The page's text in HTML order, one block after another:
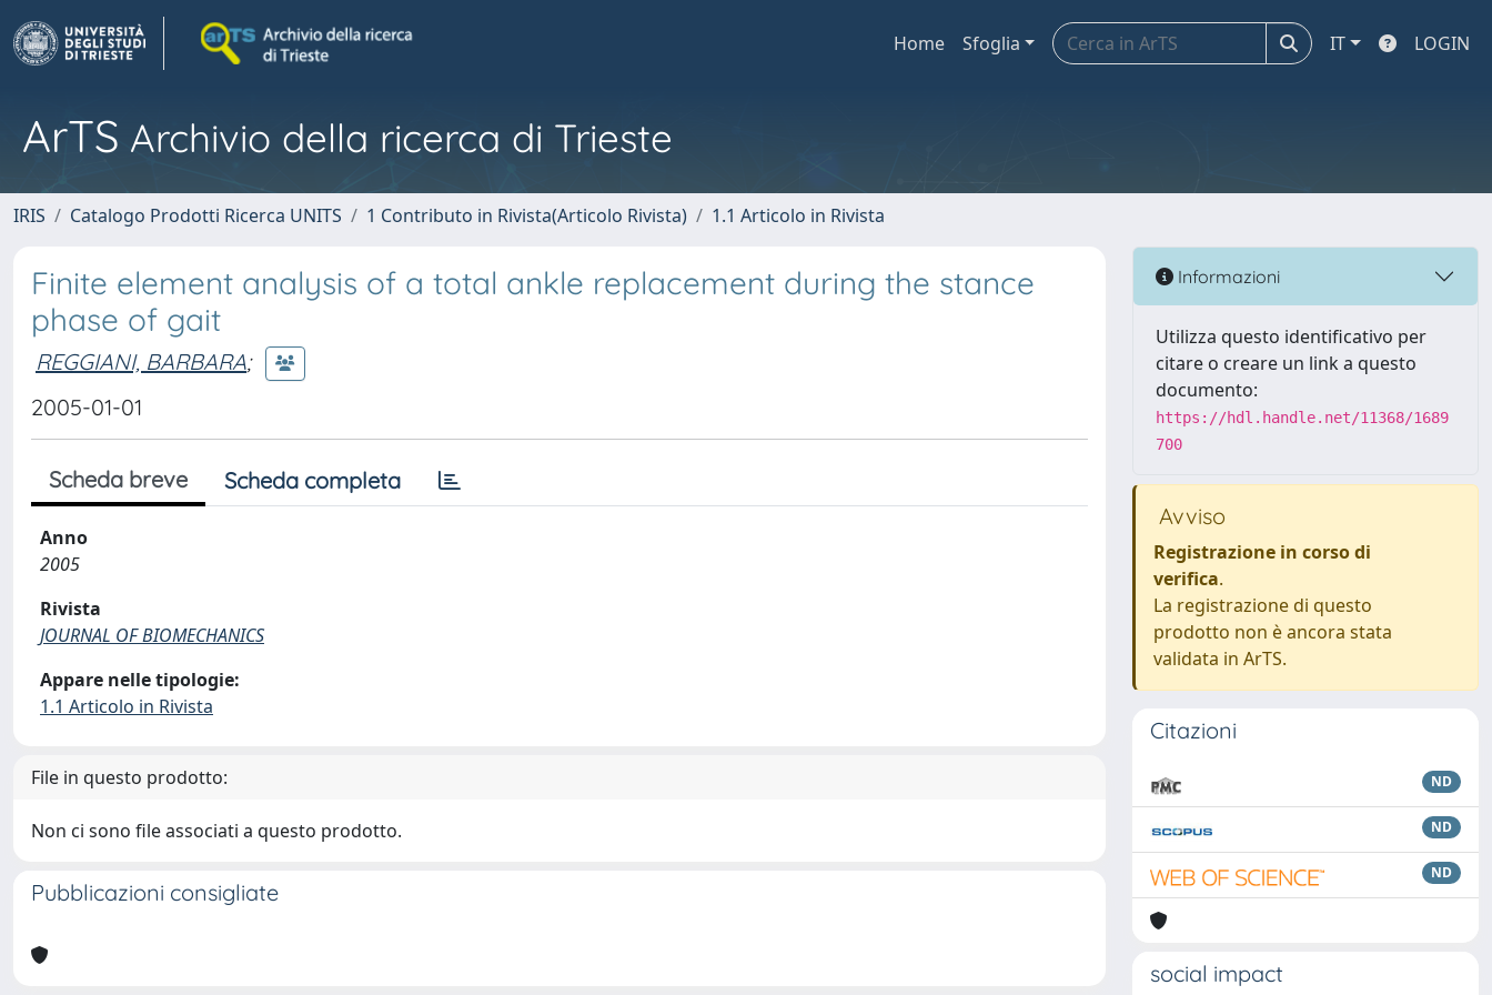
Home Sfoglia IT LOGIN
ArTS Archivio della ricerca di Trieste
IRIS Catalogo Prodotti Ricerca UNITS 1 Contributo in Rivista(Articolo Rivista) 1.1 Articolo in Rivista
Finite element analysis of a total ankle replacement during the stance
phase of gait
REGGIANI, BARBARA;
2005-01-01
Scheda breve Scheda completa
Anno
2005
Rivista
JOURNAL OF BIOMECHANICS
Appare nelle tipologie:
1.1 Articolo in Rivista
File in questo prodotto:
Non ci sono file associati a questo prodotto.
Pubblicazioni consigliate
Informazioni
Utilizza questo identificativo per
citare o creare un link a questo
documento:
https://hdl.handle.net/11368/1689
700
Avviso
Registrazione in corso di
verifica.
La registrazione di questo
prodotto non è ancora stata
validata in ArTS.
Citazioni
ND
ND
ND
social impact